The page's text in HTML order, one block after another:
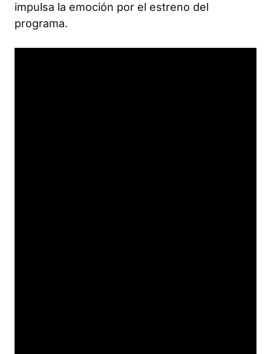
impulsa la emoción por el estreno del
programa.